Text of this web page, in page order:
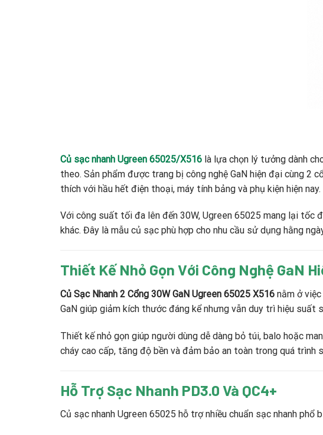
Củ sạc nhanh Ugreen 65025/X516 là lựa chọn lý tưởng dành
theo. Sản phẩm được trang bị công nghệ GaN hiện đại cùng 2
thích với hầu hết điện thoại, máy tính bảng và phụ kiện hiện nay.
Với công suất tối đa lên đến 30W, Ugreen 65025 mang lại tốc
khác. Đây là mẫu củ sạc phù hợp cho nhu cầu sử dụng hằng
Thiết Kế Nhỏ Gọn Với Công Nghệ GaN
Củ Sạc Nhanh 2 Cổng 30W GaN Ugreen 65025 X516 nằm ở
GaN giúp giảm kích thước đáng kể nhưng vẫn duy trì hiệu suất
Thiết kế nhỏ gọn giúp người dùng dễ dàng bỏ túi, balo hoặc
cháy cao cấp, tăng độ bền và đảm bảo an toàn trong quá trình
Hỗ Trợ Sạc Nhanh PD3.0 Và QC4+
Củ sạc nhanh Ugreen 65025 hỗ trợ nhiều chuẩn sạc nhanh phổ